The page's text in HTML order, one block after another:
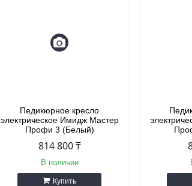
Педикюрное кресло
электрическое Имидж Мастер
Профи 3 (Белый)
814 800 ₸
В наличии
Купить